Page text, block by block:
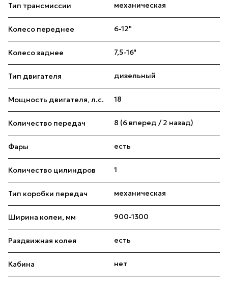
Тип трансмиссии механическая
Колесо переднее 6-12"
Колесо заднее 7,5-16"
Тип двигателя дизельный
Мощность двигателя, л.с. 18
Количество передач 8 (6 вперед / 2 назад)
Фары есть
Количество цилиндров 1
Тип коробки передач механическая
Ширина колеи, мм 900-1300
Раздвижная колея есть
Кабина нет